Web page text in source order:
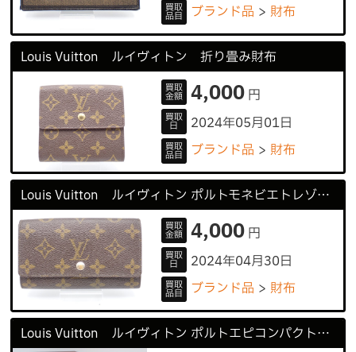
買取
品目 ブランド品 財布
Louis Vuitton ルイヴィトン 折り畳み財布
買取
金額 4,000円
買取
日 2024年05月01日
買取
品目 ブランド品 財布
Louis Vuitton ルイヴィトン ポルトモネビエトレゾール 財布
買取
金額 4,000円
買取
日 2024年04月30日
買取
品目 ブランド品 財布
Louis Vuitton ルイヴィトン ポルトエピコンパクト 財布